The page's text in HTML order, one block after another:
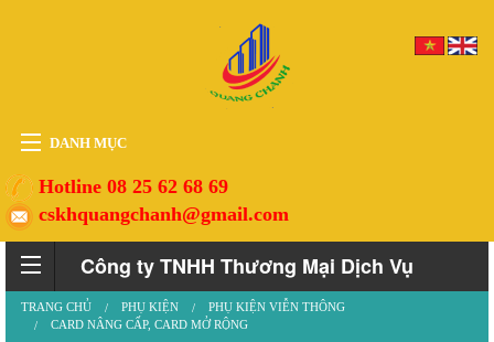
DANH MỤC
HOME
THIẾT BỊ
VẬT TƯ
PHỤ KIỆN
DỊCH VỤ
Hotline 08 25 62 68 69
cskhquangchanh@gmail.com
Công ty TNHH Thương Mại Dịch Vụ
Quảng Chánh
TRANG CHỦ PHỤ KIỆN
PHỤ KIỆN VIỄN THÔNG
CARD NÂNG CẤP, CARD MỞ RỘNG